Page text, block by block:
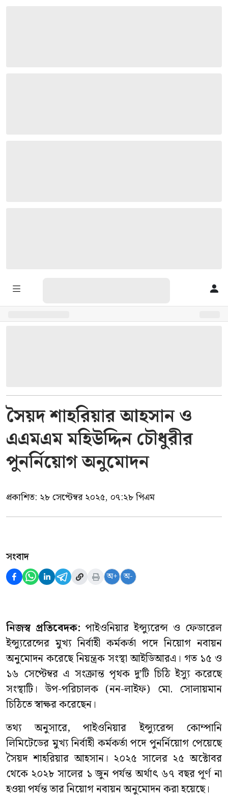
সৈয়দ শাহরিয়ার আহসান ও
এএমএম মহিউদ্দিন চৌধুরীর
পুনর্নিয়োগ অনুমোদন
প্রকাশিত: ২৮ সেপ্টেম্বর ২০২৫, ০৭:২৮ পিএম
সংবাদ
অ+ অ-
নিজস্ব প্রতিবেদক: পাইওনিয়ার ইন্স্যুরেন্স ও ফেডারেল
ইন্স্যুরেন্সের মুখ্য নির্বাহী কর্মকর্তা পদে নিয়োগ নবায়ন
অনুমোদন করেছে নিয়ন্ত্রক সংস্থা আইডিআরএ। গত ১৫ ও
১৬ সেপ্টেম্বর এ সংক্রান্ত পৃথক দু’টি চিঠি ইস্যু করেছে
সংস্থাটি। উপ-পরিচালক (নন-লাইফ) মো. সোলায়মান
চিঠিতে স্বাক্ষর করেছেন।
তথ্য অনুসারে, পাইওনিয়ার ইন্স্যুরেন্স কোম্পানি
লিমিটেডের মুখ্য নির্বাহী কর্মকর্তা পদে পুনর্নিয়োগ পেয়েছে
সৈয়দ শাহরিয়ার আহসান। ২০২৫ সালের ২৫ অক্টোবর
থেকে ২০২৮ সালের ১ জুন পর্যন্ত অর্থাৎ ৬৭ বছর পূর্ণ না
হওয়া পর্যন্ত তার নিয়োগ নবায়ন অনুমোদন করা হয়েছে।